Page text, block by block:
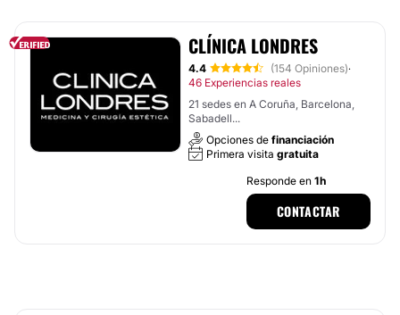
CLÍNICA LONDRES
4.4 (154 Opiniones)·
46 Experiencias reales
21 sedes en A Coruña, Barcelona,
Sabadell...
Opciones de financiación
Primera visita gratuita
Responde en 1h
CONTACTAR